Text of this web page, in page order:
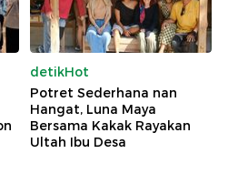
detikHot
Potret Sederhana nan
Hangat, Luna Maya
Bersama Kakak Rayakan
Ultah Ibu Desa